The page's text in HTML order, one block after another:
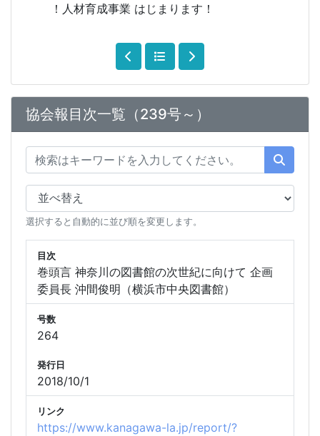
！人材育成事業 はじまります！
協会報目次一覧（239号～）
選択すると自動的に並び順を変更します。
目次
巻頭言 神奈川の図書館の次世紀に向けて 企画
委員長 沖間俊明（横浜市中央図書館）
号数
264
発行日
2018/10/1
リンク
https://www.kanagawa-la.jp/report/?